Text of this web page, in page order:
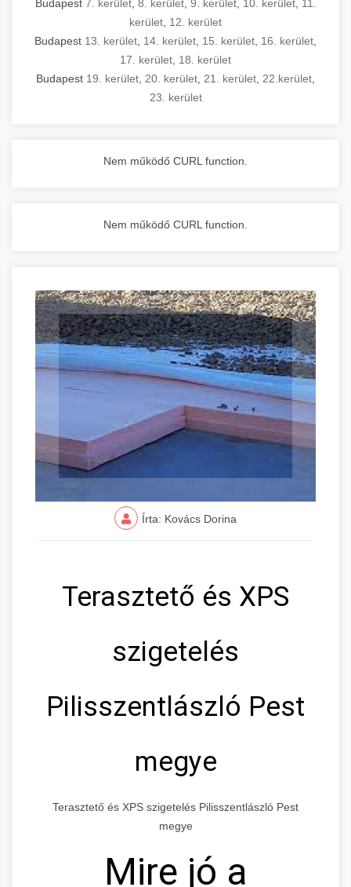
Budapest 7. kerület, 8. kerület, 9. kerület, 10. kerület, 11.
kerület 12. kerület
Budapest 13. kerület 14. kerület 15. kerület 16. kerület
17. kerület 18. kerület
Budapest 19. kerület 20. kerület 21. kerület 22.kerület
23. kerület
Nem működő CURL function.
Nem működő CURL function.
Írta: Kovács Dorina
Terasztető és XPS
szigetelés
Pilisszentlászló Pest
megye
Terasztető és XPS szigetelés Pilisszentlászló Pest
megye
Mire jó a